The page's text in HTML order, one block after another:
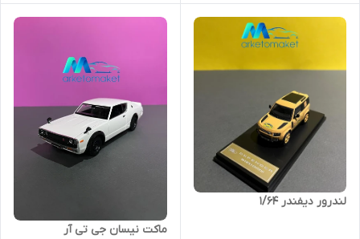
لندرور دیفندر 1/64
ماکت نیسان جی تی آر